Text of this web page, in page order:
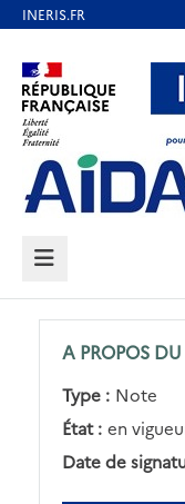
contenu
principal
Aller au contenu
Aller au pied de
MENU
A PROPOS
Type : Note
État : en
Date de